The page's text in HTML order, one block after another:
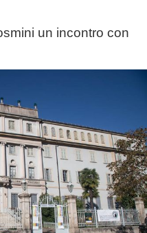
un incontro con